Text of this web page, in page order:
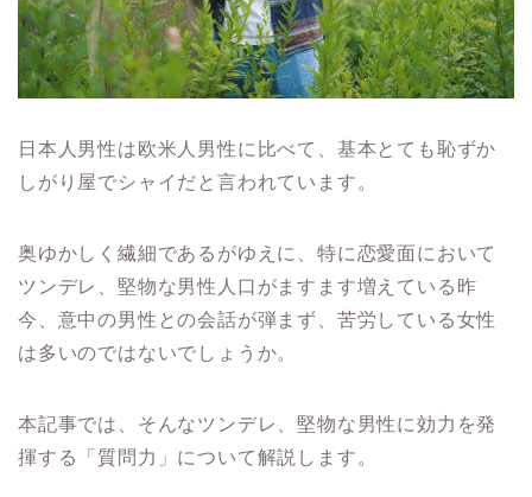
日本人男性は欧米人男性に比べて、基本とても恥ずか
しがり屋でシャイだと言われています。
奥ゆかしく繊細であるがゆえに、特に恋愛面において
ツンデレ、堅物な男性人口がますます増えている昨
今、意中の男性との会話が弾まず、苦労している女性
は多いのではないでしょうか。
本記事では、そんなツンデレ、堅物な男性に効力を発
揮する「質問力」について解説します。